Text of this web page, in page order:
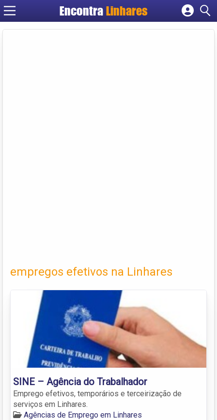
EncontraLinhares
Cadastrar empresa
empregos efetivos na Linhares
SINE – Agência do Trabalhador
Emprego efetivos, temporários e terceirização de
serviços em Linhares.
Agências de Emprego em Linhares